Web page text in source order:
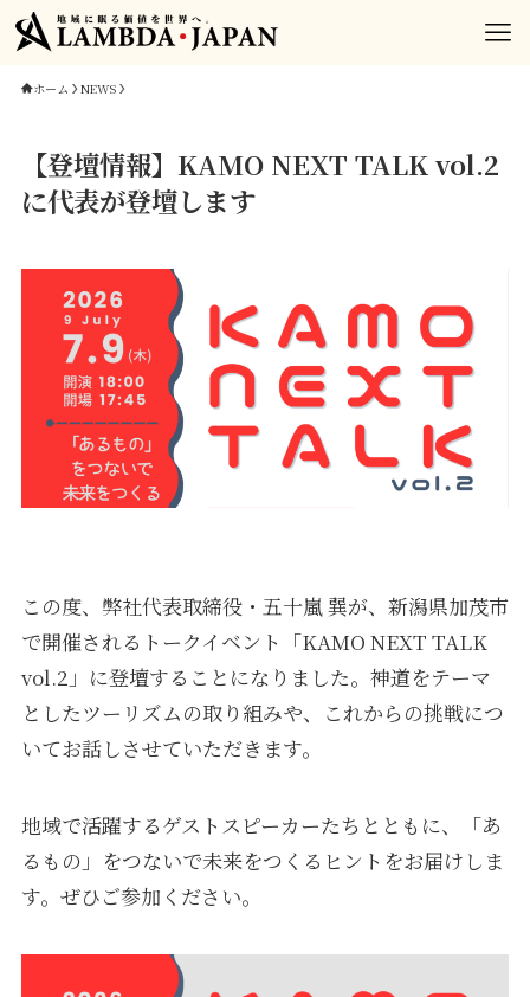
ホーム NEWS
【登壇情報】KAMO NEXT TALK vol.2
に代表が登壇します
この度、弊社代表取締役・五十嵐 巽が、新潟県加茂市
で開催されるトークイベント「KAMO NEXT TALK
vol.2」に登壇することになりました。神道をテーマ
としたツーリズムの取り組みや、これからの挑戦につ
いてお話しさせていただきます。
地域で活躍するゲストスピーカーたちとともに、「あ
るもの」をつないで未来をつくるヒントをお届けしま
す。ぜひご参加ください。